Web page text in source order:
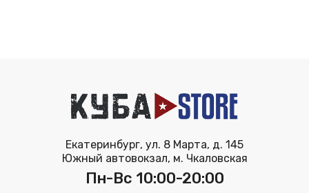
Екатеринбург, ул. 8 Марта, д. 145
Южный автовокзал, м. Чкаловская
Пн-Вс 10:00-20:00